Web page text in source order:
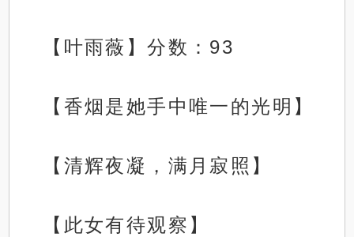
【叶雨薇】分数：93
【香烟是她手中唯一的光明】
【清辉夜凝，满月寂照】
【此女有待观察】